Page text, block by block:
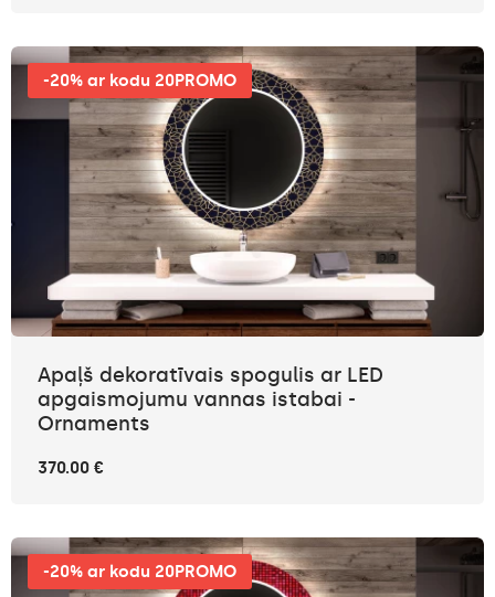
-20% ar kodu 20PROMO
Apaļš dekoratīvais spogulis ar LED
apgaismojumu vannas istabai -
Ornaments
370.00 €
-20% ar kodu 20PROMO